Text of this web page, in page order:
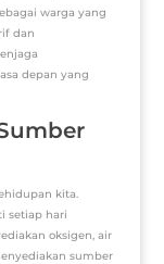
warga yang
dan
depan yang
kita.
setiap hari
oksigen, air
sumber